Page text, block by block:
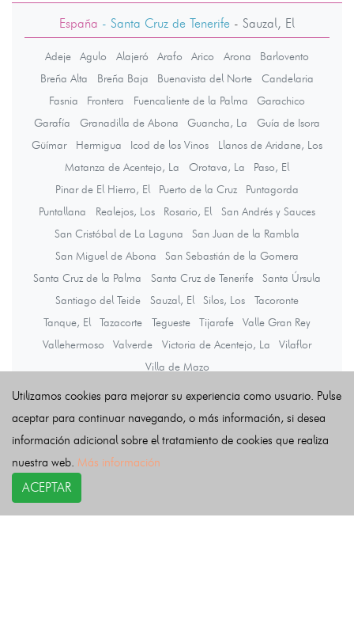
España - Santa Cruz de Tenerife - Sauzal, El
Adeje Agulo Alajeró Arafo Arico Arona
Barlovento
Breña Alta
Breña Baja Buenavista del Norte
Candelaria
Fasnia
Frontera Fuencaliente de la Palma
Garachico
Garafía
Granadilla de Abona Guancha, La
Guía de Isora
Güímar
Hermigua Icod de los Vinos
Llanos de Aridane, Los
Matanza de Acentejo, La
Orotava, La
Paso, El
Pinar de El Hierro, El
Puerto de la Cruz
Puntagorda
Puntallana
Realejos, Los Rosario, El
San Andrés y Sauces
San Cristóbal de La Laguna
San Juan de la Rambla
San Miguel de Abona
San Sebastián de la Gomera
Santa Cruz de la Palma
Santa Cruz de Tenerife
Santa Úrsula
Santiago del Teide
Sauzal, El Silos, Los
Tacoronte
Tanque, El
Tazacorte Tegueste Tijarafe
Valle Gran Rey
Vallehermoso
Valverde Victoria de Acentejo, La
Vilaflor
Villa de Mazo
Últimas noticias
Utilizamos cookies para mejorar su experiencia como usuario. Pulse
aceptar para continuar navegando, o más información, si desea
información adicional sobre el tratamiento de cookies que realiza
nuestra web. Más información
ACEPTAR